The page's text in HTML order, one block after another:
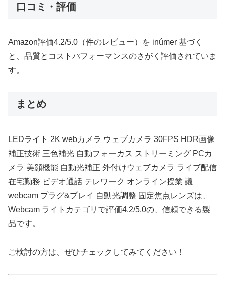
口コミ・評価
Amazon評価4.2/5.0（件のレビュー）を inúmer 基づく
と、品質とコストパフォーマンスのさがく評価されていま
す。
まとめ
LEDライト 2K webカメラ ウェブカメラ 30FPS HDR画像
補正技術 三色補光 自動フォーカス ストリーミング PCカ
メラ 美顔機能 自動光補正 外付けウェブカメラ ライブ配信
在宅勤務 ビデオ通話 テレワーク オンライン授業 議
webcam プラグ&プレイ 自動光調整 固定焦点レンズは、
Webcam ライトカテゴリで評価4.2/5.0の、信頼できる製
品です。
ご検討の方は、ぜひチェックしてみてください！